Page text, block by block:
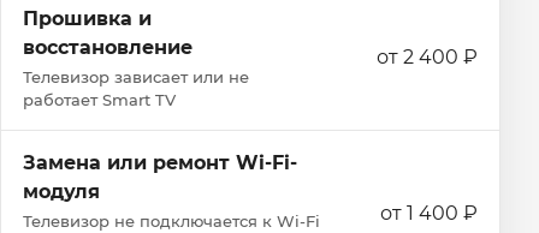
Прошивка и
восстановление
Телевизор зависает или не
работает Smart TV
от 2 400 ₽
Замена или ремонт Wi‑Fi-
модуля
Телевизор не подключается к Wi‑Fi
от 1 400 ₽